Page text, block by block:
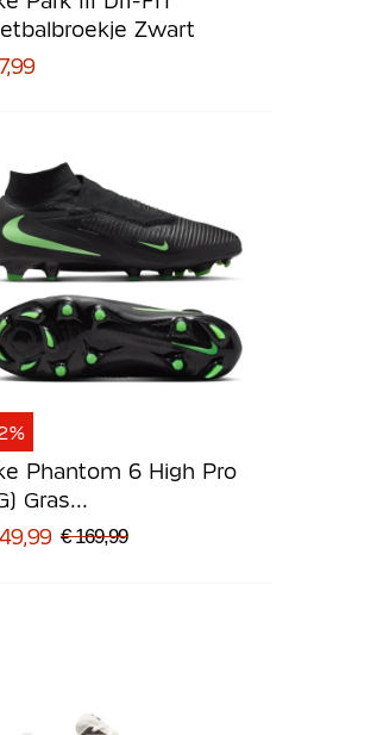
Zwart
Phantom 6 High Pro
Gras
Zwart
€ 169,99